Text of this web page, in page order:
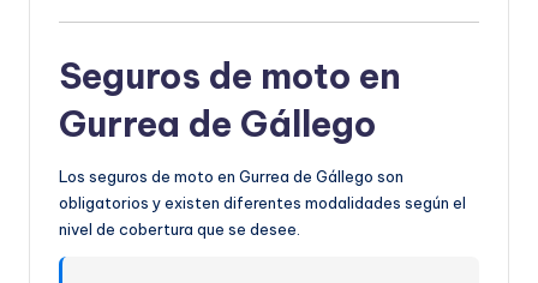
Seguros de moto en
Gurrea de Gállego
Los seguros de moto en Gurrea de Gállego son
obligatorios y existen diferentes modalidades según el
nivel de cobertura que se desee.